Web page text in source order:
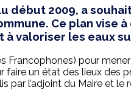
début 2009, a
Ce plan vise
à valoriser les eaux
Francophones) pour
faire un état des lieux des
l’adjoint du Maire et le